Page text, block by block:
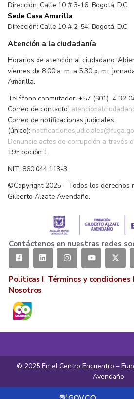
Dirección: Calle 10 # 3-16, Bogotá, D.C
Sede Casa Amarilla
Dirección: Calle 10 # 2-54, Bogotá, D.C
Atención a la ciudadanía
Horarios de atención al ciudadano:
viernes de 8:00 a. m. a 5:30 p. m.
Amarilla.
Teléfono conmutador: +57 (601) 4 32
Correo de contacto:
Correo de notificaciones judiciales
(único):
Denuncie actos de corrupción a través
195 opción 1
NIT: 860.044.113-3
©Copyright 2025 – Todos los derechos
Gilberto Alzate Avendaño.
Contáctenos en nuestras redes
Políticas I Términos y condiciones I
Nosotros
© 2025 En el Centro Encuentro –
Avendaño